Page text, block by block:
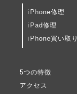
iPhone修理
iPad修理
iPhone買い取り
5つの特徴
アクセス